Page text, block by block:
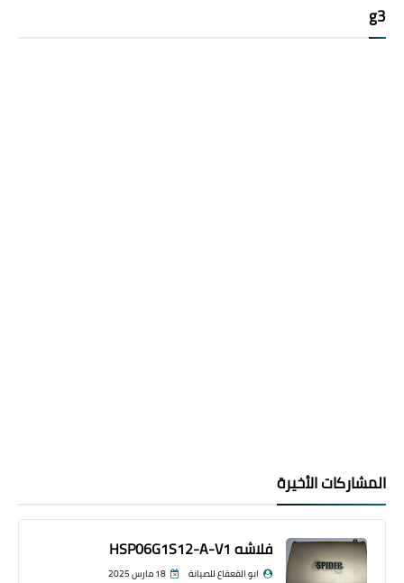
g3
المشاركات الأخيرة
فلاشه HSP06G1S12-A-V1
ابو القعقاع للصيانة 18 مارس 2025